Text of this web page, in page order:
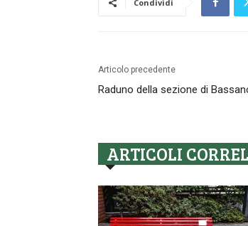
Condividi
Articolo precedente
Raduno della sezione di
ARTICOLI